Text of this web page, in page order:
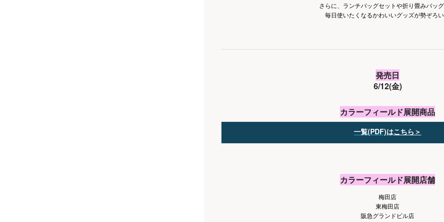
さらに、ランチバッグセットや折り畳みバッ
毎日使いたくなるかわいいグッズが勢ぞろ
発売日
6/12(金)
カラーフィールド展開商品
一覧(PDF)はこちら＞
カラーフィールド展開店舗
梅田店
東梅田店
阪急グランドビル店